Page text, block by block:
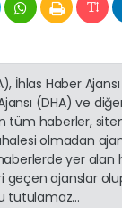
İhlas Haber
(DHA) ve
tüm haberler,
olmadan
yer alan
ajanslar
tutulamaz...